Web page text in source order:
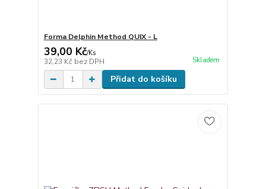
Forma Delphin Method QUIX - L
39,00 Kč/Ks
32,23 Kč bez DPH Skladem
Přidat do košíku